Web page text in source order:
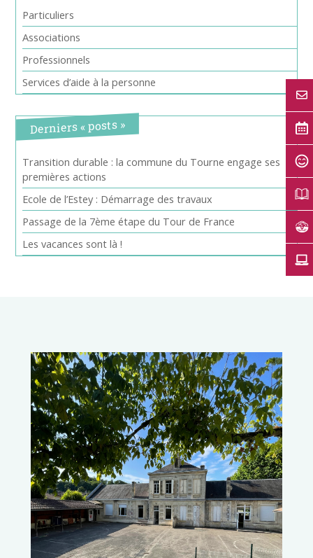
Particuliers
Associations
Professionnels
Services d’aide à la personne
Derniers « posts »
Transition durable : la commune du Tourne engage ses
premières actions
Ecole de l’Estey : Démarrage des travaux
Passage de la 7ème étape du Tour de France
Les vacances sont là !